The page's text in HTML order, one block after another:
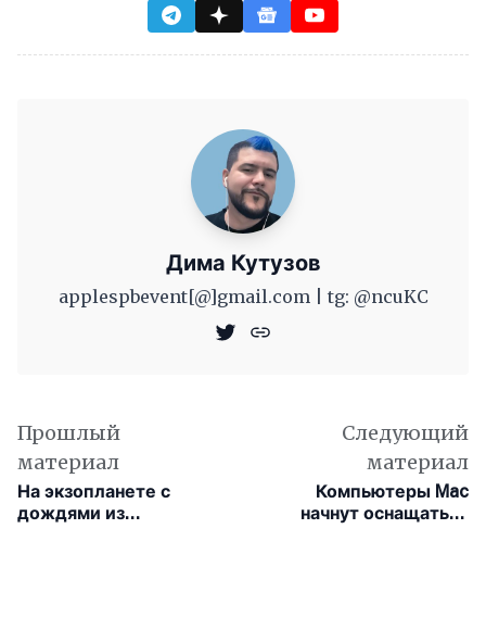
Дима Кутузов
applespbevent[@]gmail.com | tg: @ncuKC
Прошлый
материал
На экзопланете с
дождями из
Следующий
материал
Компьютеры Mac
начнут оснащаться